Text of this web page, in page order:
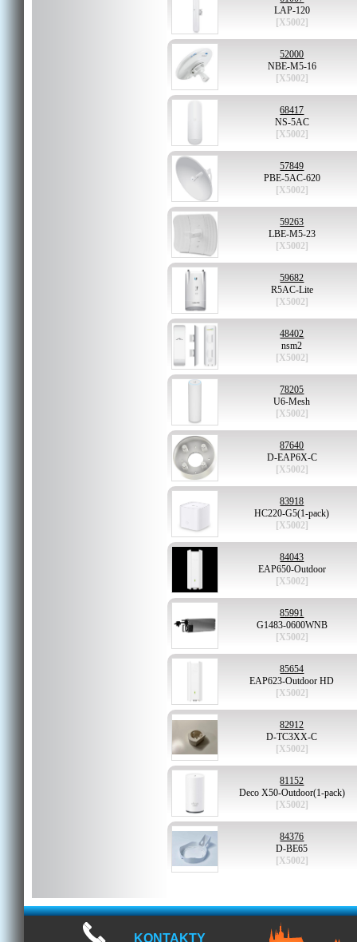
LAP-120
[X5002]
52000
NBE-M5-16
[X5002]
68417
NS-5AC
[X5002]
57849
PBE-5AC-620
[X5002]
59263
LBE-M5-23
[X5002]
59682
R5AC-Lite
[X5002]
48402
nsm2
[X5002]
78205
U6-Mesh
[X5002]
87640
D-EAP6X-C
[X5002]
83918
HC220-G5(1-pack)
[X5002]
84043
EAP650-Outdoor
[X5002]
85991
G1483-0600WNB
[X5002]
85654
EAP623-Outdoor HD
[X5002]
82912
D-TC3XX-C
[X5002]
81152
Deco X50-Outdoor(1-pack)
[X5002]
84376
D-BE65
[X5002]
KONTAKTY